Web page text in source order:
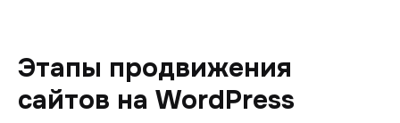
Этапы продвижения
сайтов на WordPress